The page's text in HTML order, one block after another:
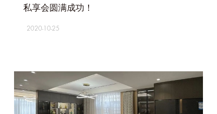
私享会圆满成功！
2020-10-25